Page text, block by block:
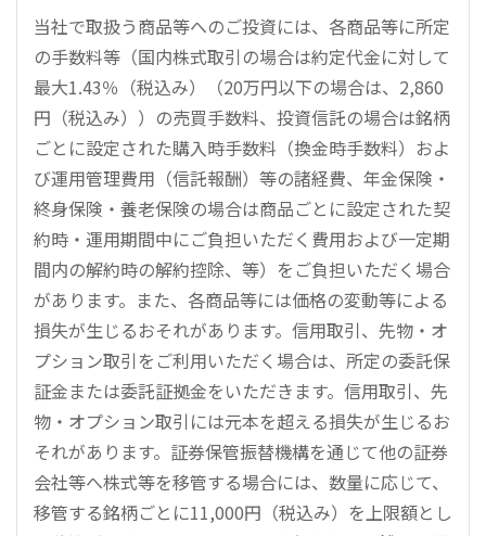
当社で取扱う商品等へのご投資には、各商品等に所定
の手数料等（国内株式取引の場合は約定代金に対して
最大1.43％（税込み）（20万円以下の場合は、2,860
円（税込み））の売買手数料、投資信託の場合は銘柄
ごとに設定された購入時手数料（換金時手数料）およ
び運用管理費用（信託報酬）等の諸経費、年金保険・
終身保険・養老保険の場合は商品ごとに設定された契
約時・運用期間中にご負担いただく費用および一定期
間内の解約時の解約控除、等）をご負担いただく場合
があります。また、各商品等には価格の変動等による
損失が生じるおそれがあります。信用取引、先物・オ
プション取引をご利用いただく場合は、所定の委託保
証金または委託証拠金をいただきます。信用取引、先
物・オプション取引には元本を超える損失が生じるお
それがあります。証券保管振替機構を通じて他の証券
会社等へ株式等を移管する場合には、数量に応じて、
移管する銘柄ごとに11,000円（税込み）を上限額とし